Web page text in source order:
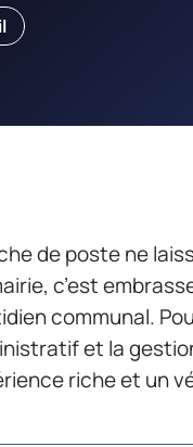
de poste ne
c’est
communal.
et la
riche et un